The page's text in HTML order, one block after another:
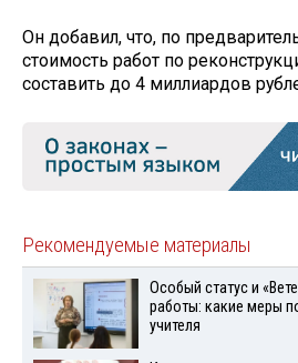
Он добавил, что, по
стоимость работ по
составить до 4 миллиардов
Рекомендуемые материалы
Особый статус и
работы: какие меры
учителя